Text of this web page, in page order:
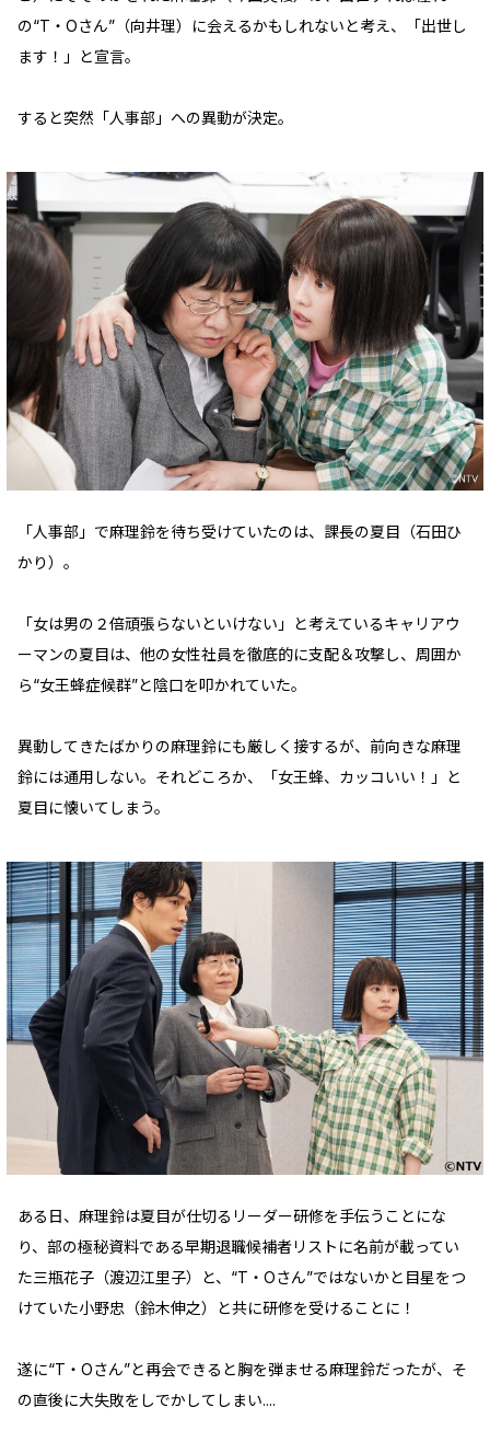
の“T・Oさん”（向井理）に会えるかもしれないと考え、「出世し
ます！」と宣言。
すると突然「人事部」への異動が決定。
「人事部」で麻理鈴を待ち受けていたのは、課長の夏目（石田ひ
かり）。
「女は男の２倍頑張らないといけない」と考えているキャリアウ
ーマンの夏目は、他の女性社員を徹底的に支配＆攻撃し、周囲か
ら“女王蜂症候群”と陰口を叩かれていた。
異動してきたばかりの麻理鈴にも厳しく接するが、前向きな麻理
鈴には通用しない。それどころか、「女王蜂、カッコいい！」と
夏目に懐いてしまう。
ある日、麻理鈴は夏目が仕切るリーダー研修を手伝うことにな
り、部の極秘資料である早期退職候補者リストに名前が載ってい
た三瓶花子（渡辺江里子）と、“T・Oさん”ではないかと目星をつ
けていた小野忠（鈴木伸之）と共に研修を受けることに！
遂に“T・Oさん”と再会できると胸を弾ませる麻理鈴だったが、そ
の直後に大失敗をしでかしてしまい....